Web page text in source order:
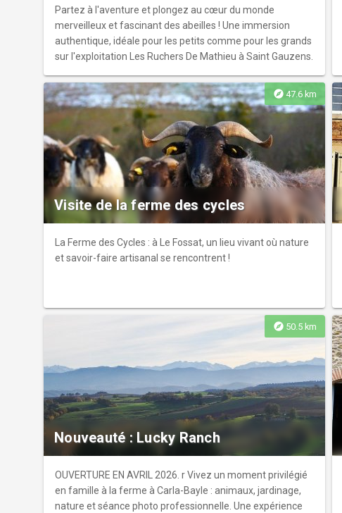
Partez à l'aventure et plongez au cœur du monde
merveilleux et fascinant des abeilles ! Une immersion
authentique, idéale pour les petits comme pour les grands
sur l'exploitation Les Ruchers De Mathieu à Saint Gauzens.
explore 47.6 km
Visite de la ferme des cycles
La Ferme des Cycles : à Le Fossat, un lieu vivant où nature
et savoir-faire artisanal se rencontrent !
explore 50.5 km
Nouveauté : Lucky Ranch
OUVERTURE EN AVRIL 2026. r Vivez un moment privilégié
en famille à la ferme à Carla-Bayle : animaux, jardinage,
nature et séance photo professionnelle. Une expérience